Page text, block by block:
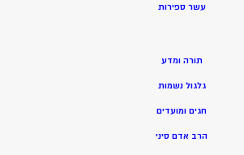
עשר ספירות
תורה ומדע
גלגול נשמות
חגים ומועדים
הרב אדם סיני